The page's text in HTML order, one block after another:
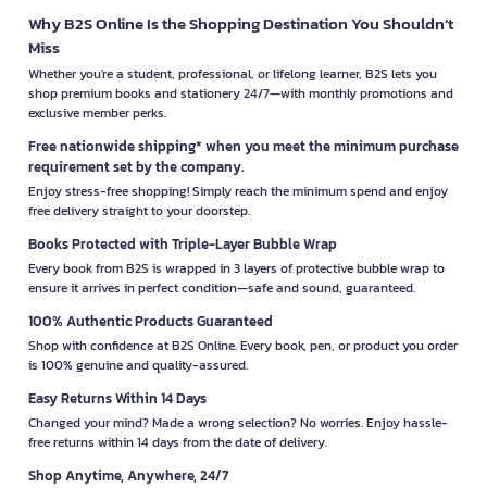
Why B2S Online Is the Shopping Destination You Shouldn’t
Miss
Whether you're a student, professional, or lifelong learner, B2S lets you
shop premium books and stationery 24/7—with monthly promotions and
exclusive member perks.
Free nationwide shipping* when you meet the minimum purchase
requirement set by the company.
Enjoy stress-free shopping! Simply reach the minimum spend and enjoy
free delivery straight to your doorstep.
Books Protected with Triple-Layer Bubble Wrap
Every book from B2S is wrapped in 3 layers of protective bubble wrap to
ensure it arrives in perfect condition—safe and sound, guaranteed.
100% Authentic Products Guaranteed
Shop with confidence at B2S Online. Every book, pen, or product you order
is 100% genuine and quality-assured.
Easy Returns Within 14 Days
Changed your mind? Made a wrong selection? No worries. Enjoy hassle-
free returns within 14 days from the date of delivery.
Shop Anytime, Anywhere, 24/7